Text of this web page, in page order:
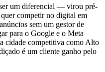
um diferencial — virou pré-
competir no digital em
sem um gestor de
para o Google e o Meta
cidade competitiva como Alto
é um cliente ganho pelo